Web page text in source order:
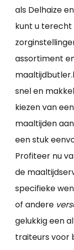
als Delhaize
kunt u terecht
assortiment
snel en
kiezen van
maaltijden
een stuk
Profiteer nu
de
specifieke
of andere
gelukkig een
traiteurs voor